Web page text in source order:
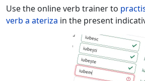
Use the online verb trainer to
verb a ateriza in the present